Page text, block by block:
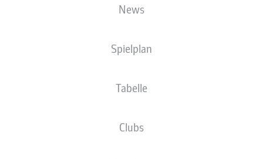
News
Spielplan
Tabelle
Clubs